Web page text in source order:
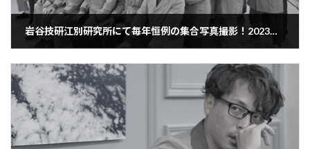
岩谷技研江別研究所にて毎年恒例の集合写真撮影！2023年版